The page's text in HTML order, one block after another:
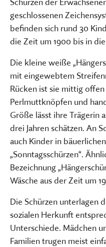
geschlossenen
befinden sich rund 30
die Zeit um 1900 bis in die
Die kleine weiße
mit eingewebtem
Rücken ist sie mittig
Perlmuttknöpfen und
Größe lässt ihre Trägerin
drei Jahren schätzen. An
auch Kinder in
„Sonntagsschürzen“.
Bezeichnung
Wäsche aus der Zeit um
Die Schürzen unterlagen
sozialen Herkunft
Unterschiede. Mädchen
Familien trugen meist